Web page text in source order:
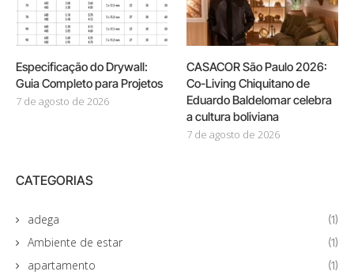
Especificação do Drywall:
Guia Completo para Projetos
7 de agosto de 2026
CASACOR São Paulo 2026:
Co-Living Chiquitano de
Eduardo Baldelomar celebra
a cultura boliviana
7 de agosto de 2026
CATEGORIAS
adega (1)
Ambiente de estar (1)
apartamento (1)